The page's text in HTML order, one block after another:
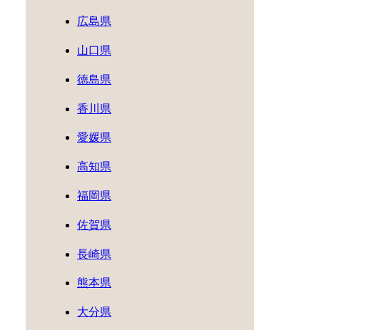
広島県
山口県
徳島県
香川県
愛媛県
高知県
福岡県
佐賀県
長崎県
熊本県
大分県